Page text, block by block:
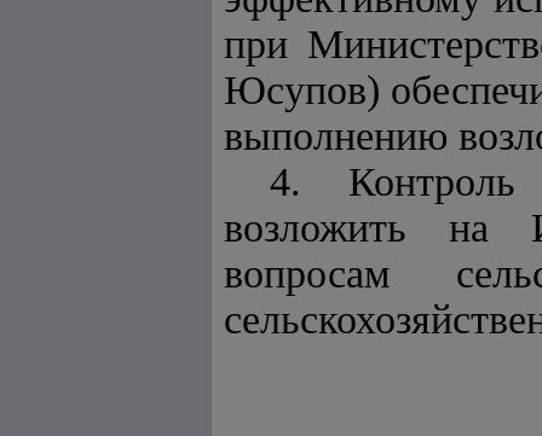
при
Юсупов)
выполнению
4. Контроль
возложить на
вопросам